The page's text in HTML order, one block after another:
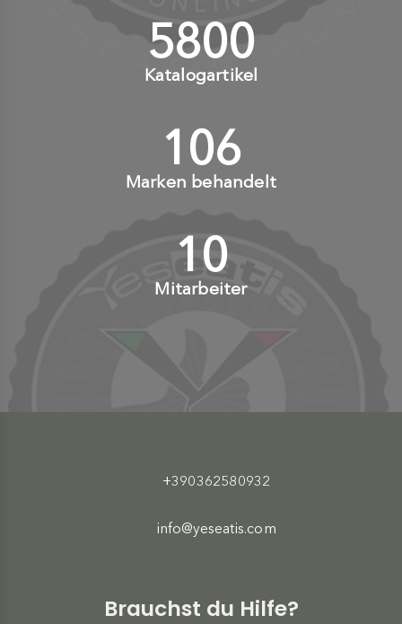
6000+
Katalogartikel
110+
Marken behandelt
10+
Mitarbeiter
+390362580932
info@yeseatis.com
Brauchst du Hilfe?